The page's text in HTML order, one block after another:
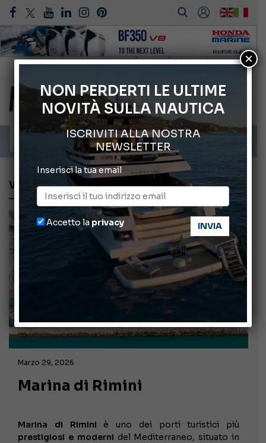
Gommoni Callegari acquisisce Geniuss
66° Salone Nautico Internazionale di Genova
Svelati i Mondiali di Wakeboard 2026
Cannes Yachting Festival 2026: tutte le novità attese a settembre
Montecristo Yachting, l’orologio per il diportista
WATERDREAM RIMINI
Marzo 29, 2026
Marina di Rimini
Marina di Rimini è uno dei porti turistici più
prestigiosi e moderni del Mediterraneo, situato in
NON PERDERTI LE ULTIME
NOVITÀ SULLA NAUTICA
ISCRIVITI ALLA NOSTRA
NEWSLETTER
Inserisci la tua email
Accetto la privacy
×